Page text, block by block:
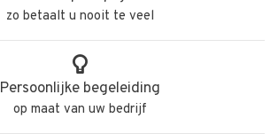
zo betaalt u nooit te veel
Persoonlijke begeleiding
op maat van uw bedrijf